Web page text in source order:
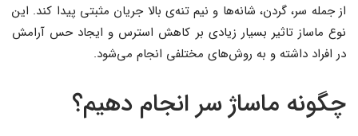
از جمله سر، گردن، شانه‌ها و نیم تنه‌ی بالا جریان مثبتی پیدا کند. این
نوع ماساز تاثیر بسیار زیادی بر کاهش استرس و ایجاد حس آرامش
در افراد داشته و به روش‌های مختلفی انجام می‌شود.
چگونه ماساژ سر انجام دهیم؟